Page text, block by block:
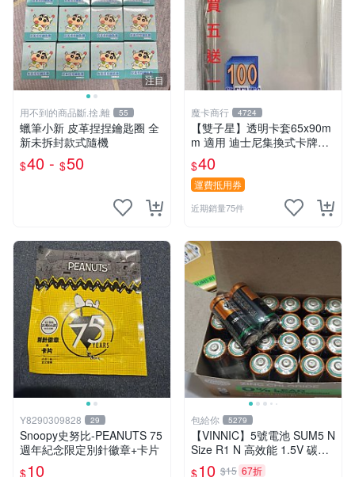
注目
用不到的商品斷.捨.離 55
蠟筆小新 皮革捏捏鑰匙圈 全
新未拆封款式隨機
$40 - $50
魔卡商行 4724
【雙子星】透明卡套65x90m
m 適用 迪士尼集換式卡牌遊
戲 Disney Lorcana Reign of
Jafar
$40
運費抵用券
近期銷量75件
Y8290309828 29
Snoopy史努比-PEANUTS 75
週年紀念限定別針徽章+卡片
$10
包給你 5279
【VINNIC】5號電池 SUM5 N
Size R1 N 高效能 1.5V 碳鋅
電池 鋅錳
$10 $15 67折